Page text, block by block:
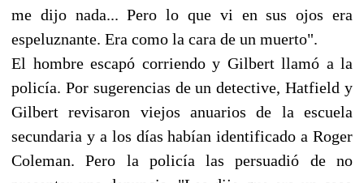
me dijo nada... Pero lo que vi en sus ojos era
espeluznante. Era como la cara de un muerto".
El hombre escapó corriendo y Gilbert llamó a la
policía. Por sugerencias de un detective, Hatfield y
Gilbert revisaron viejos anuarios de la escuela
secundaria y a los días habían identificado a Roger
Coleman. Pero la policía las persuadió de no